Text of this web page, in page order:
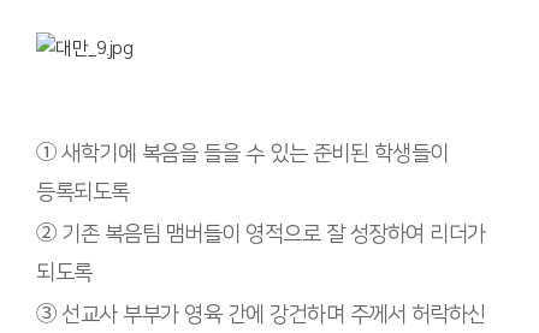
① 새학기에 복음을 들을 수 있는 준비된 학생들이
등록되도록
② 기존 복음팀 맴버들이 영적으로 잘 성장하여 리더가
되도록
③ 선교사 부부가 영육 간에 강건하며 주께서 허락하신